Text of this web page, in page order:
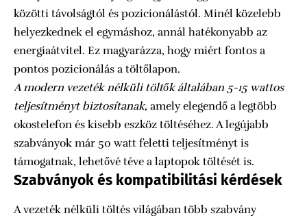
közötti távolságtól és pozicionálástól. Minél közelebb
helyezkednek el egymáshoz, annál hatékonyabb az
energiaátvitel. Ez magyarázza, hogy miért fontos a
pontos pozicionálás a töltőlapon.
A modern vezeték nélküli töltők általában 5-15 wattos
teljesítményt biztosítanak, amely elegendő a legtöbb
okostelefon és kisebb eszköz töltéséhez. A legújabb
szabványok már 50 watt feletti teljesítményt is
támogatnak, lehetővé téve a laptopok töltését is.
Szabványok és kompatibilitási kérdések
A vezeték nélküli töltés világában több szabvány